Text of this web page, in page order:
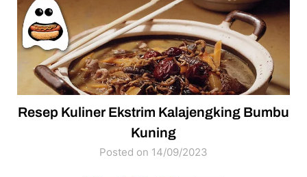
Resep Kuliner Ekstrim Kalajengking Bumbu
Kuning
Posted on 14/09/2023